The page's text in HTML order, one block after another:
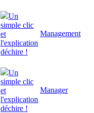
Un
simple clic
et
l'explication
déchire !
Management
Un
simple clic
et
l'explication
déchire !
Manager